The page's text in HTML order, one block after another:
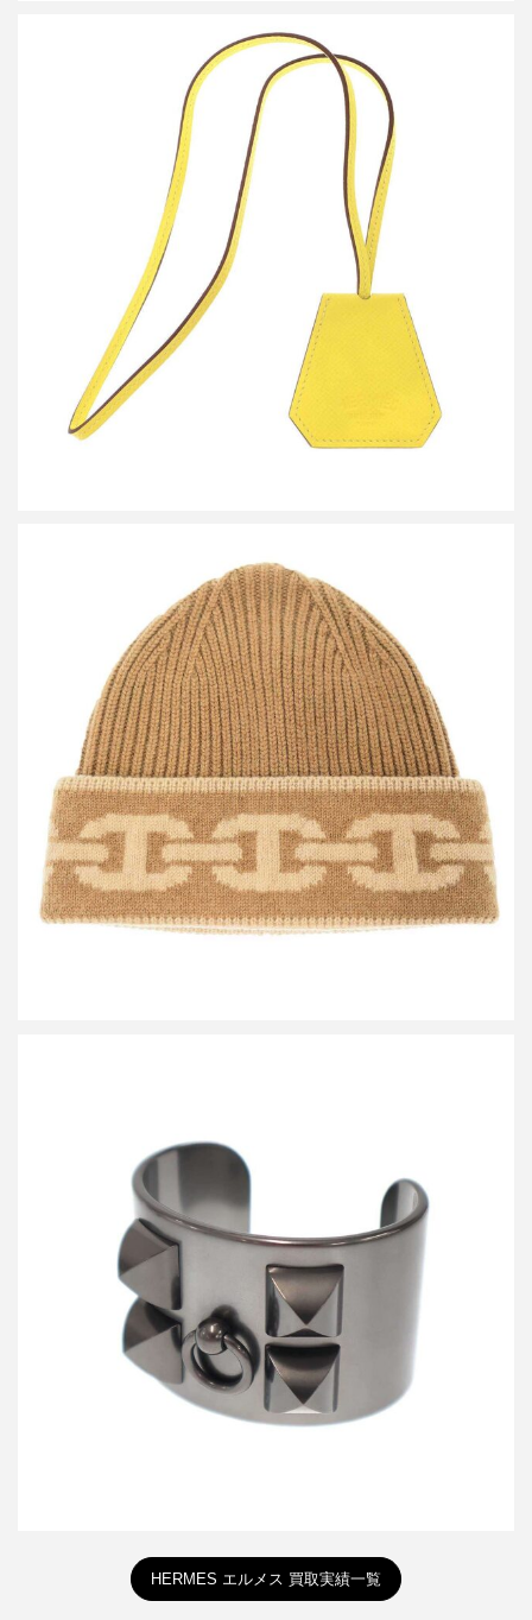
エルメス ハットクリップ カピュシーヌ
買取金額30,000円
エルメス Heaven Chaine D’ancre シェーヌ・ダンクル ジャガード
カシミヤニットキャップ
買取金額26,400円
詳しく見る
エルメス Collier de Chien Noir Bracelet コリエドシアン バングル
ブレスレット
買取金額26,400円
詳しく見る
HERMES エルメス 買取実績一覧